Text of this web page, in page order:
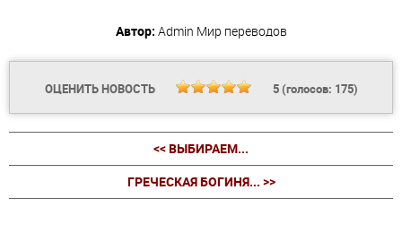
Автор: Admin Мир переводов
ОЦЕНИТЬ НОВОСТЬ 5(голосов: 175)
<< ВЫБИРАЕМ...
ГРЕЧЕСКАЯ БОГИНЯ... >>